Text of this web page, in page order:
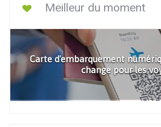
Meilleur du moment
Carte d'embarquement
change pour les